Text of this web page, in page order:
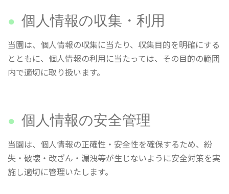
個人情報の収集・利用
当園は、個人情報の収集に当たり、収集目的を明確にする
とともに、個人情報の利用に当たっては、その目的の範囲
内で適切に取り扱います。
個人情報の安全管理
当園は、個人情報の正確性・安全性を確保するため、紛
失・破壊・改ざん・漏洩等が生じないように安全対策を実
施し適切に管理いたします。